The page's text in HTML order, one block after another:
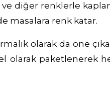
ve diğer renklerle
masalara renk katar.
olarak da öne
paketlenerek